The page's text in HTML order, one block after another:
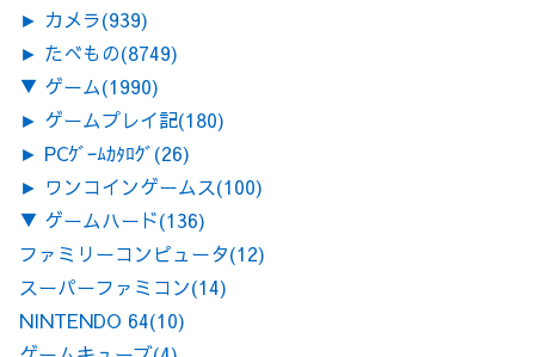
► カメラ(939)
► たべもの(8749)
▼ ゲーム(1990)
► ゲームプレイ記(180)
► PCｹﾞｰﾑｶﾀﾛｸﾞ(26)
► ワンコインゲームス(100)
▼ ゲームハード(136)
ファミリーコンピュータ(12)
スーパーファミコン(14)
NINTENDO 64(10)